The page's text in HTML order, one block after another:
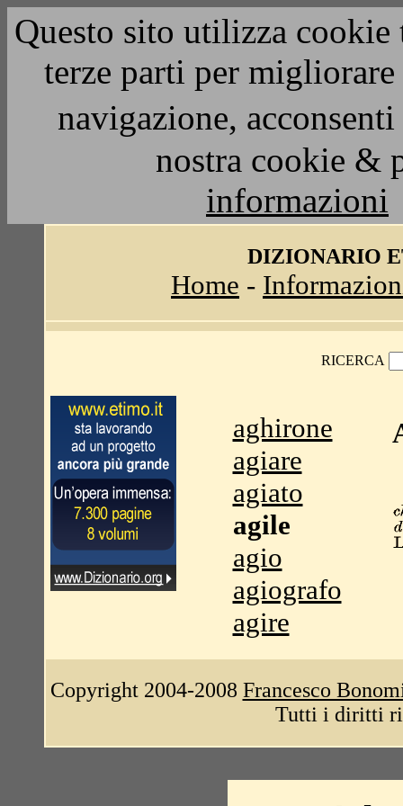
Questo sito utilizza
terze parti per
navigazione,
nostra cookie &
informazioni
DIZIONARIO
Home -
RICERCA
aghirone
agiare
agiato
agile
agio
agiografo
agire
Copyright 2004-2008 Francesco
Tutti i diritti